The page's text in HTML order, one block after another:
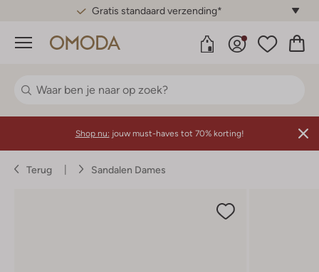
Gratis standaard verzending*
Menu
Shop nu: jouw must-haves tot 70% korting!
Terug Sandalen Dames